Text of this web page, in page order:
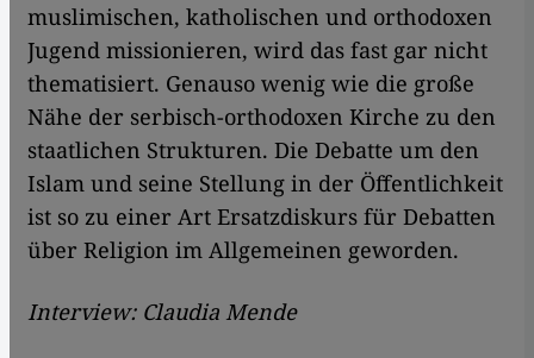
muslimischen, katholischen und orthodoxen
Jugend missionieren, wird das fast gar nicht
thematisiert. Genauso wenig wie die große
Nähe der serbisch-orthodoxen Kirche zu den
staatlichen Strukturen. Die Debatte um den
Islam und seine Stellung in der Öffentlichkeit
ist so zu einer Art Ersatzdiskurs für Debatten
über Religion im Allgemeinen geworden.
Interview: Claudia Mende